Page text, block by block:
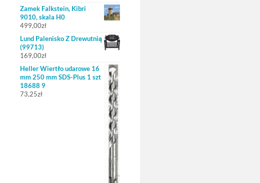
Zamek Falkstein, Kibri
9010, skala H0
499,00zł
Lund Palenisko Z Drewutnią
(99713)
169,00zł
Heller Wiertło udarowe 16
mm 250 mm SDS-Plus 1 szt
18688 9
73,25zł